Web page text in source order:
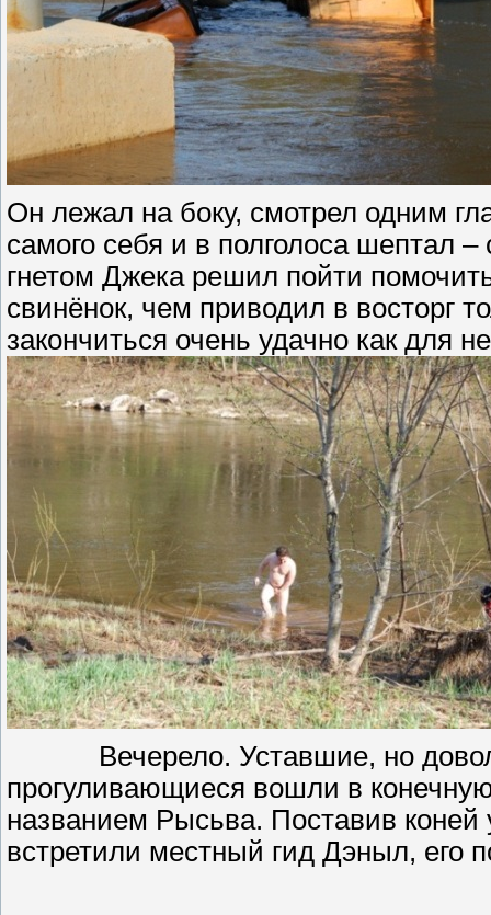
Он лежал на боку, смотрел одним
самого себя и в полголоса шептал
гнетом Джека решил пойти
свинёнок, чем приводил в восторг
закончиться очень удачно как для
Вечерело. Уставшие, но
прогуливающиеся вошли в
названием Рысьва. Поставив
встретили местный гид Дэныл,